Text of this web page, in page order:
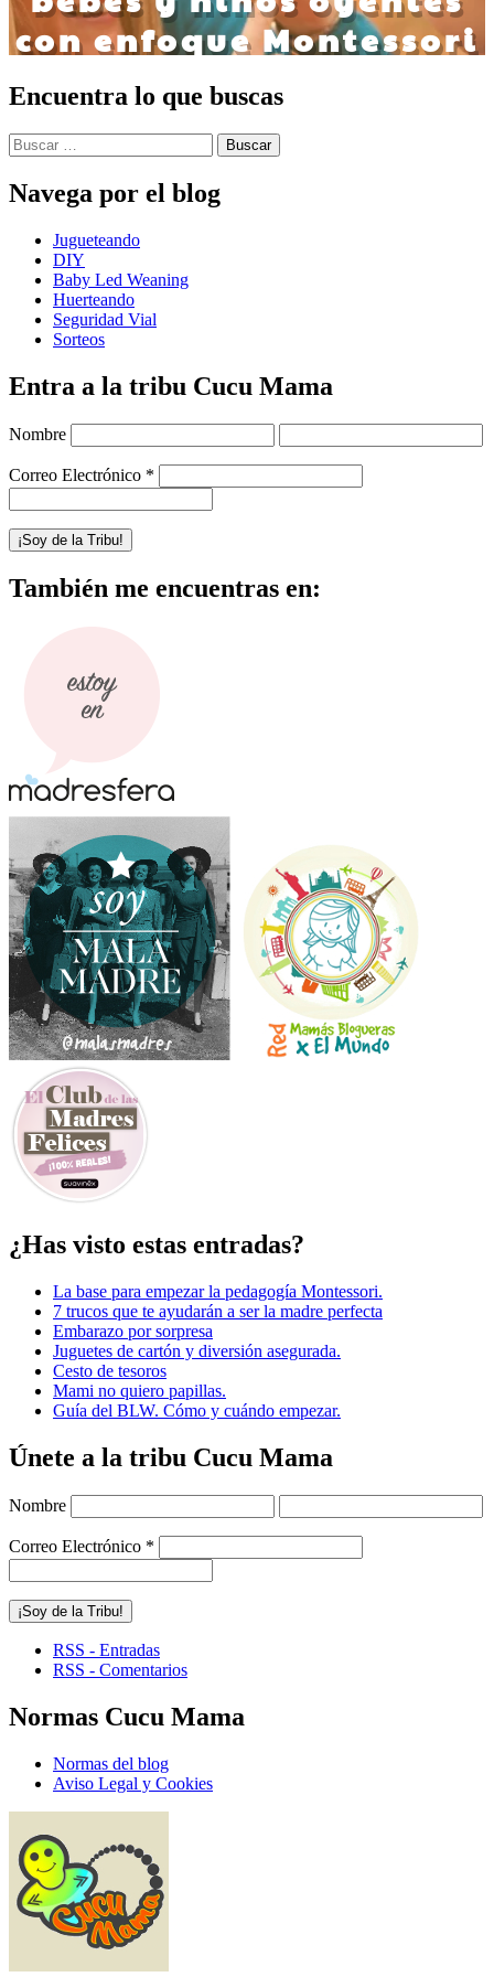
Encuentra lo que buscas
Buscar:
Navega por el blog
Jugueteando
DIY
Baby Led Weaning
Huerteando
Seguridad Vial
Sorteos
Entra a la tribu Cucu Mama
Nombre
Correo Electrónico *
También me encuentras en:
¿Has visto estas entradas?
La base para empezar la pedagogía Montessori.
7 trucos que te ayudarán a ser la madre perfecta
Embarazo por sorpresa
Juguetes de cartón y diversión asegurada.
Cesto de tesoros
Mami no quiero papillas.
Guía del BLW. Cómo y cuándo empezar.
Únete a la tribu Cucu Mama
Nombre
Correo Electrónico *
RSS - Entradas
RSS - Comentarios
Normas Cucu Mama
Normas del blog
Aviso Legal y Cookies